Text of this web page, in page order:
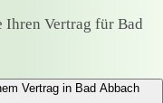
Ihren Vertrag für Bad
Vertrag in Bad Abbach